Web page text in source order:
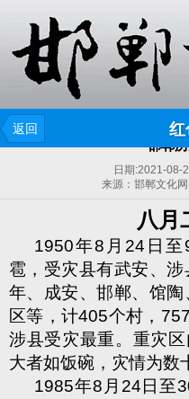
返回 红
邯郸
日期:2021-08-
来源：邯郸文化
八月
1950年8 月 24 日至
雹，受灾县有武安、
年、成安、邯郸、馆
区等，计405个村，
涉县受灾最重。重灾区
大者如饭碗，灾情为数
1985年8 月 24 日至